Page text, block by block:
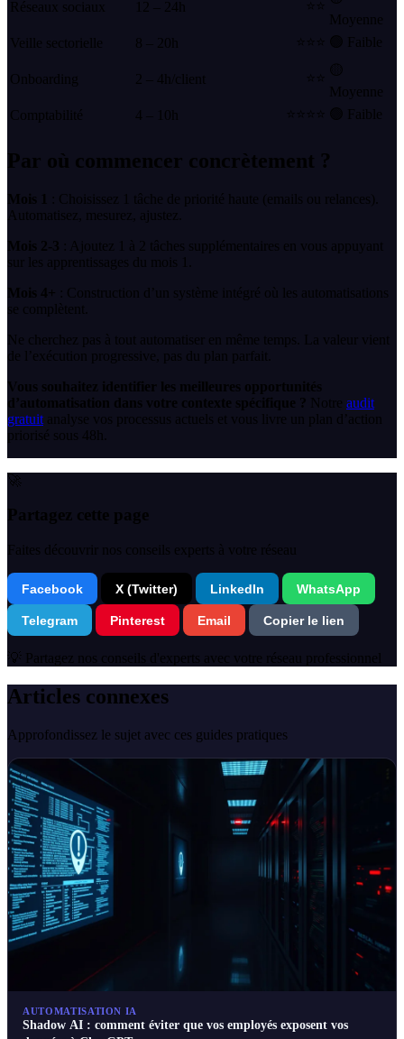
Réseaux sociaux 12 – 24h ⭐⭐
Moyenne
Veille sectorielle
8 – 20h ⭐⭐⭐ 🟢 Faible
Onboarding 2 – 4h/client ⭐⭐
🟡
Moyenne
Comptabilité
4 – 10h ⭐⭐⭐⭐ 🟢 Faible
Par où commencer concrètement ?
Mois 1
: Choisissez 1 tâche de priorité haute (emails ou relances).
Automatisez, mesurez, ajustez.
Mois 2-3 : Ajoutez 1 à 2 tâches supplémentaires en vous appuyant
sur les apprentissages du mois 1.
Mois 4+ : Construction d’un système intégré où les automatisations
se complètent.
Ne cherchez pas à tout automatiser en même temps. La valeur vient
de l’exécution progressive, pas du plan parfait.
Vous souhaitez identifier les meilleures opportunités
d’automatisation dans votre contexte spécifique ? Notre audit
gratuit analyse vos processus actuels et vous livre un plan d’action
priorisé sous 48h.
🚀
Partagez cette page
Faites découvrir nos conseils experts à votre réseau
Facebook X (Twitter) LinkedIn WhatsApp
Telegram Pinterest Email Copier le lien
💡 Partagez nos conseils d'experts avec votre réseau professionnel
Articles connexes
Approfondissez le sujet avec ces guides pratiques
AUTOMATISATION IA
Shadow AI : comment éviter que vos employés exposent vos